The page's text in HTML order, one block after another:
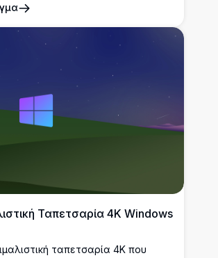
υψηλή ανάλυση.
Ταπετσαρία 4K Windows
ταπετσαρία 4K που